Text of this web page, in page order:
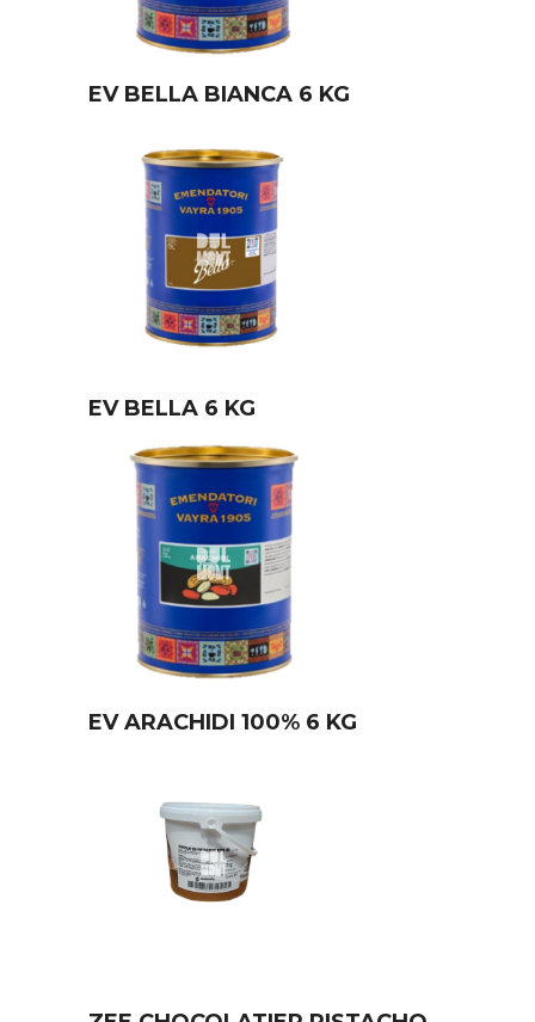
EV BELLA BIANCA 6 KG
EV BELLA 6 KG
EV ARACHIDI 100% 6 KG